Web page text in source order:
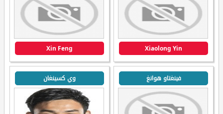
Xiaolong Yin
Xin Feng
فينغتاو هوانغ وي كسينغان